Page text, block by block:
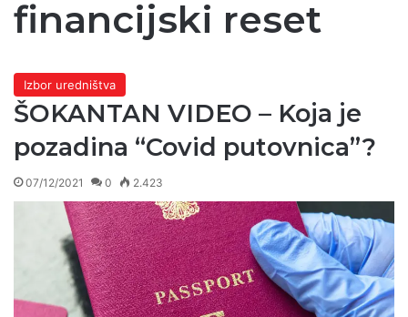
financijski reset
Izbor uredništva
ŠOKANTAN VIDEO – Koja je
pozadina “Covid putovnica”?
07/12/2021 0 2.423